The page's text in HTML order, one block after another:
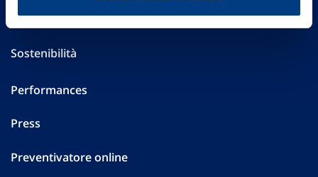
Altre informazioni
Sostenibilità
Performances
Press
Preventivatore online